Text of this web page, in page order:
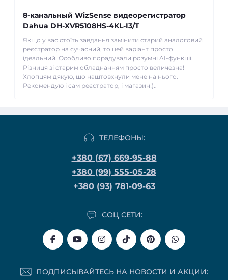
8-канальный WizSense видеорегистратор
Dahua DH-XVR5108HS-4KL-I3/T
Якщо у вас стоїть завдання замінити старий аналоговий
реєстратор на сучасний, то цей варіант просто
ідеальний. Особливо порадували розумні AI-функції.
Різниця зі старим обладнанням просто величезна!
Хлопцям дякую, що наштовхнули мене на нього.
Рекомендую і сам реєстратор, і магазин!)..
ТЕЛЕФОНЫ:
+380 (67) 669-95-88
+380 (99) 555-05-28
+380 (93) 781-09-63
СОЦ СЕТИ:
ПОДПИСЫВАЙТЕСЬ НА НОВОСТИ И АКЦИИ: